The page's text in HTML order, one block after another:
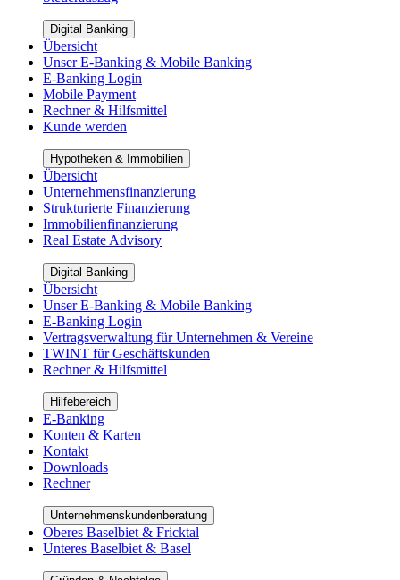
Digital Banking
Übersicht
Unser E-Banking & Mobile Banking
E-Banking Login
Mobile Payment
Rechner & Hilfsmittel
Kunde werden
Hypotheken & Immobilien
Übersicht
Unternehmensfinanzierung
Strukturierte Finanzierung
Immobilienfinanzierung
Real Estate Advisory
Digital Banking
Übersicht
Unser E-Banking & Mobile Banking
E-Banking Login
Vertragsverwaltung für Unternehmen & Vereine
TWINT für Geschäftskunden
Rechner & Hilfsmittel
Hilfebereich
E-Banking
Konten & Karten
Kontakt
Downloads
Rechner
Unternehmenskundenberatung
Oberes Baselbiet & Fricktal
Unteres Baselbiet & Basel